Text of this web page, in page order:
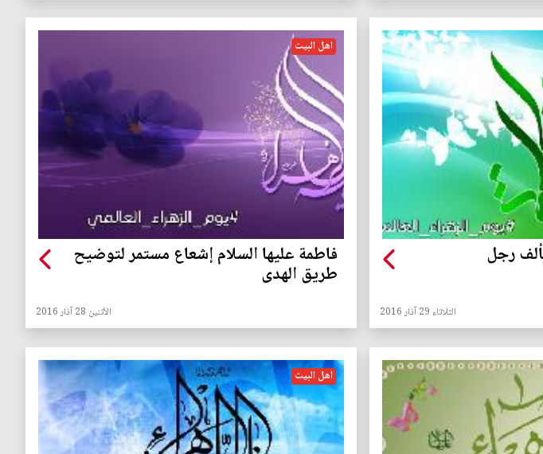
رجل
الثلاثاء 29 آذار 2016
اهل البيت
فاطمة عليها السلام إشعاع مستمر لتوضيح
طريق الهدى
الأثنين 28 آذار 2016
اهل البيت